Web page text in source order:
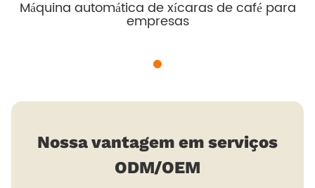
Máquina automática de xícaras de café para
empresas
Nossa vantagem em serviços
ODM/OEM